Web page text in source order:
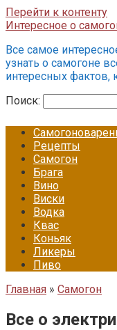
Перейти к контенту
Интересное о
Все самое
узнать о самогоне
интересных фактов,
Поиск:
Рецепты
Самогон
Брага
Вино
Виски
Водка
Квас
Коньяк
Ликеры
Пиво
Главная » Самогон
Все о